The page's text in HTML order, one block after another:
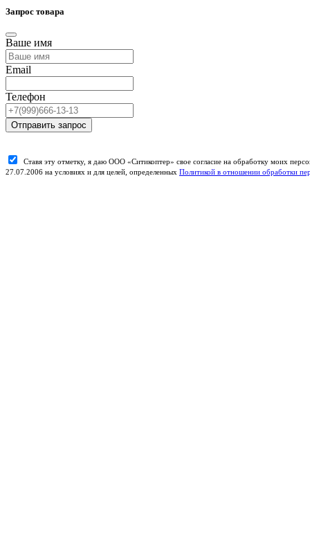
Запрос товара
Ваше имя
Email
Телефон
Отправить запрос
Ставя эту отметку, я даю ООО «Ситикоптер» свое согласие на обработку моих
27.07.2006 на условиях и для целей, определенных Политикой в отношении обработки